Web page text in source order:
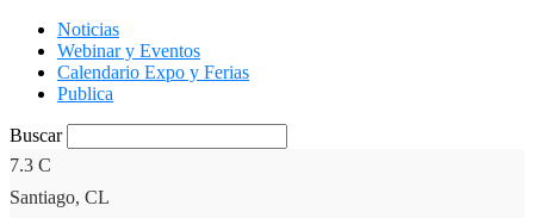
Noticias
Webinar y Eventos
Calendario Expo y Ferias
Publica
Buscar
7.3 C
Santiago, CL